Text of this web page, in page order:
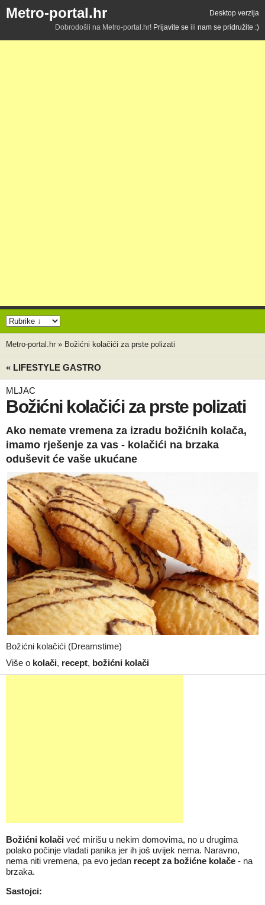
Metro-portal.hr
Desktop verzija
Dobrodošli na Metro-portal.hr! Prijavite se ili nam se pridružite :)
Metro-portal.hr » Božićni kolačići za prste polizati
« LIFESTYLE GASTRO
MLJAC
Božićni kolačići za prste polizati
Ako nemate vremena za izradu božićnih kolača,
imamo rješenje za vas - kolačići na brzaka
oduševit će vaše ukućane
Božićni kolačići (Dreamstime)
Više o kolači, recept, božićni kolači
Božićni kolači već mirišu u nekim domovima, no u drugima
polako počinje vladati panika jer ih još uvijek nema. Naravno,
nema niti vremena, pa evo jedan recept za božićne kolače - na
brzaka.
Sastojci: